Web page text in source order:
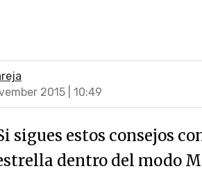
2015 | 10:49
sigues estos consejos
dentro del modo